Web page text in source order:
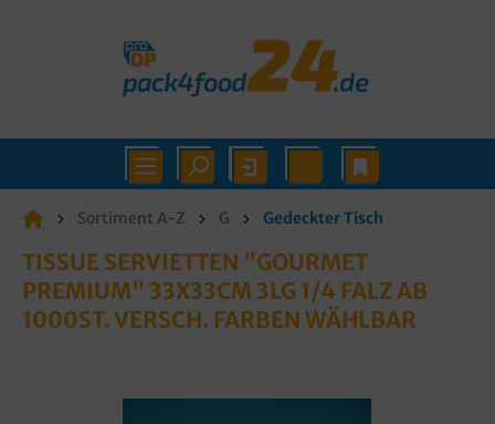
Sortiment A-Z G Gedeckter Tisch
TISSUE SERVIETTEN "GOURMET
PREMIUM" 33X33CM 3LG 1/4 FALZ AB
1000ST. VERSCH. FARBEN WÄHLBAR